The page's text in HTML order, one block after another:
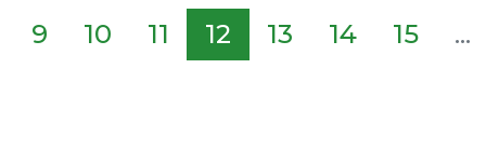
9 10 11 12 13 14 15 ...